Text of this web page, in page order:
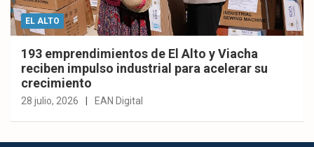
EL ALTO
193 emprendimientos de El Alto y Viacha
reciben impulso industrial para acelerar su
crecimiento
28 julio, 2026 EAN Digital